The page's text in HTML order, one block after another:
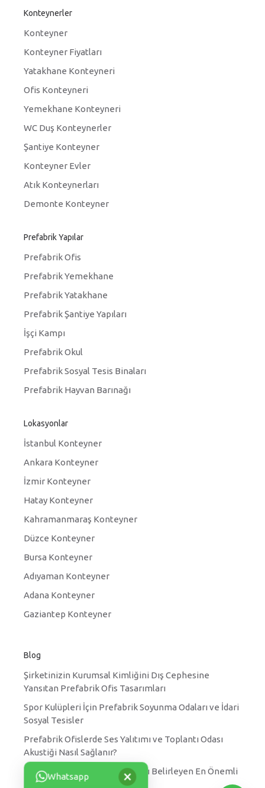
Konteynerler
Konteyner
Konteyner Fiyatları
Yatakhane Konteyneri
Ofis Konteyneri
Yemekhane Konteyneri
WC Duş Konteynerler
Şantiye Konteyner
Konteyner Evler
Atık Konteynerları
Demonte Konteyner
Prefabrik Yapılar
Prefabrik Ofis
Prefabrik Yemekhane
Prefabrik Yatakhane
Prefabrik Şantiye Yapıları
İşçi Kampı
Prefabrik Okul
Prefabrik Sosyal Tesis Binaları
Prefabrik Hayvan Barınağı
Lokasyonlar
İstanbul Konteyner
Ankara Konteyner
İzmir Konteyner
Hatay Konteyner
Kahramanmaraş Konteyner
Düzce Konteyner
Bursa Konteyner
Adıyaman Konteyner
Adana Konteyner
Gaziantep Konteyner
Blog
Şirketinizin Kurumsal Kimliğini Dış Cephesine
Yansıtan Prefabrik Ofis Tasarımları
Spor Kulüpleri İçin Prefabrik Soyunma Odaları ve İdari
Sosyal Tesisler
Prefabrik Ofislerde Ses Yalıtımı ve Toplantı Odası
Akustiği Nasıl Sağlanır?
Prefabrik Yatakhane Fiyatlarını Belirleyen En Önemli
Faktörler Nelerdir?
Whatsapp ×